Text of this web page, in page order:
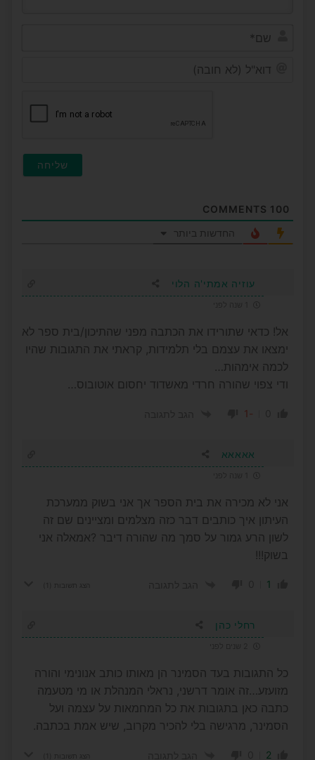
100
החדשות ביותר
עוזיה אמתי'ה הלוי
אל! כדאי שתורידו את הכתבה מפני שהתיכון/בית ספר לא
ימצאו את עצמם בלי תלמידות, קראתי את התגובות שהיו
לכמה אימהות…
ודי צפוי שהורה חרדי מאשדוד יחסום אוטובוס…
אאאאא
אני לא מכירה את בית הספר אך אני בשוק ממערכת
העיתון איך כותבים דבר כזה מצלמים ומציינים שם זה
לשון הרע גמור על סמך מה שהורה דיבר ?אמאלה אני
בשוק!!!
הצג תשובות
רחלי כהן
כל התגובות בעד הסמינר הן מאותו כותב אנונימי והורה
מזועזע…זה אומר דרשני, נראלי המנהלת או מי מטעמה
כתבה כאן בתגובות את כל המחמאות על עצמה ועל
הסמינר, מרגישה בלי להכיר מקרוב, שיש אמת בכתבה.
הצג תשובות